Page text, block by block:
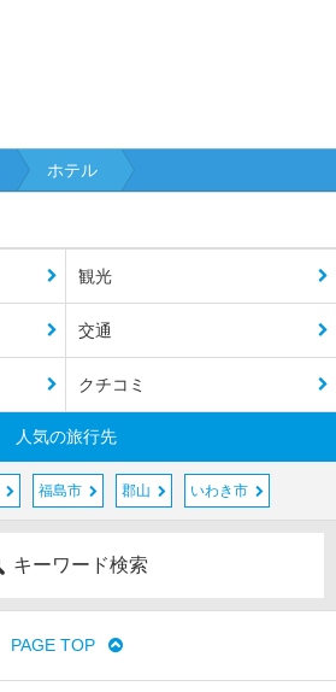
ホテル
観光
交通
クチコミ
人気の旅行先
福島市 郡山 いわき市
キーワード検索
PAGE TOP